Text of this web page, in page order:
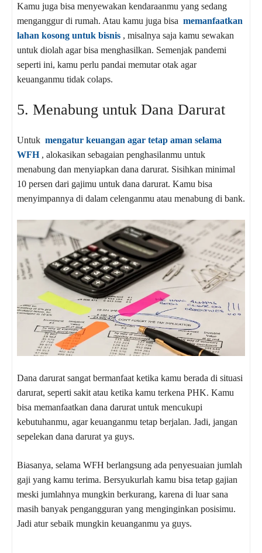
Kamu juga bisa menyewakan kendaraanmu yang sedang
menganggur di rumah. Atau kamu juga bisa memanfaatkan
lahan kosong untuk bisnis , misalnya saja kamu sewakan
untuk diolah agar bisa menghasilkan. Semenjak pandemi
seperti ini, kamu perlu pandai memutar otak agar
keuanganmu tidak colaps.
5. Menabung untuk Dana Darurat
Untuk mengatur keuangan agar tetap aman selama
WFH , alokasikan sebagaian penghasilanmu untuk
menabung dan menyiapkan dana darurat. Sisihkan minimal
10 persen dari gajimu untuk dana darurat. Kamu bisa
menyimpannya di dalam celenganmu atau menabung di bank.
Dana darurat sangat bermanfaat ketika kamu berada di situasi
darurat, seperti sakit atau ketika kamu terkena PHK. Kamu
bisa memanfaatkan dana darurat untuk mencukupi
kebutuhanmu, agar keuanganmu tetap berjalan. Jadi, jangan
sepelekan dana darurat ya guys.
Biasanya, selama WFH berlangsung ada penyesuaian jumlah
gaji yang kamu terima. Bersyukurlah kamu bisa tetap gajian
meski jumlahnya mungkin berkurang, karena di luar sana
masih banyak pengangguran yang menginginkan posisimu.
Jadi atur sebaik mungkin keuanganmu ya guys.